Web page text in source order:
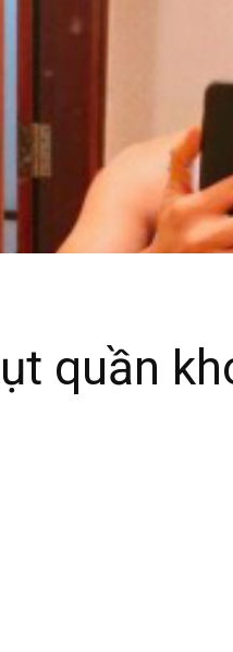
quần